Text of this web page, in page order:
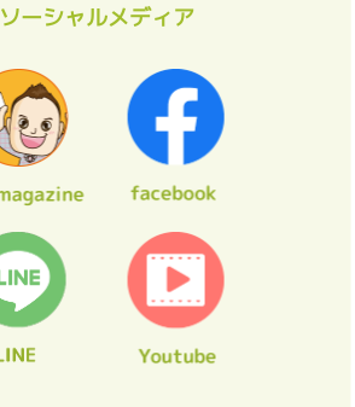
ソーシャルメディア